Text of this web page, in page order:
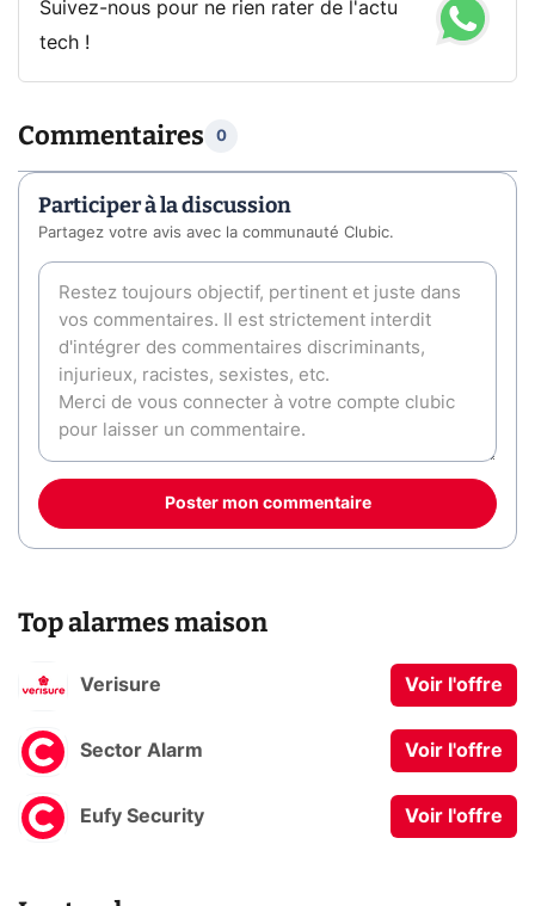
Suivez-nous pour ne rien rater de l'actu
tech !
Commentaires 0
Participer à la discussion
Partagez votre avis avec la communauté Clubic.
Poster mon commentaire
Top alarmes maison
Verisure Voir l'offre
Sector Alarm Voir l'offre
Eufy Security Voir l'offre